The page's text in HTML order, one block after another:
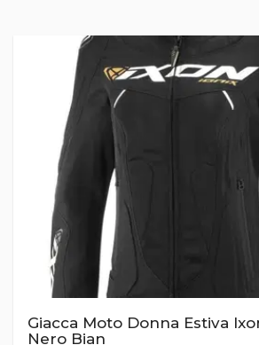
Giacca Moto Donna Estiva
Nero Bian